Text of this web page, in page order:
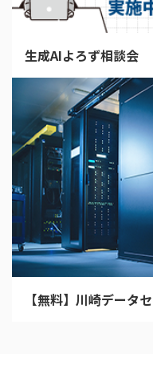
生成AIよろず相談会
【無料】川崎データ